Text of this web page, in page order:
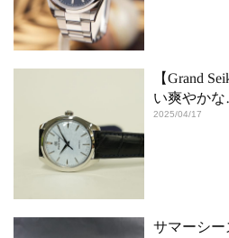
【Grand
い爽やかな
2025/04/17
サマーシ